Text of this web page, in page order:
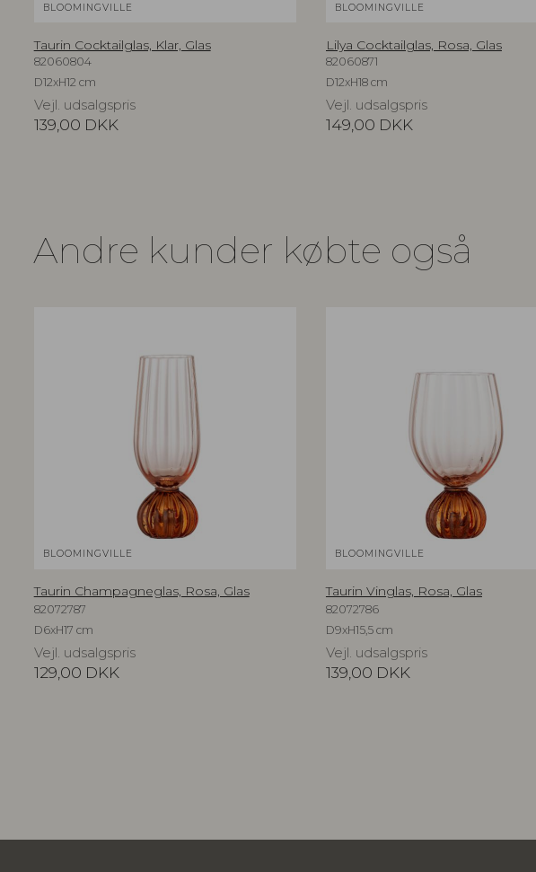
BLOOMINGVILLE
Taurin Cocktailglas, Klar, Glas
82060804
D12xH12 cm
Vejl. udsalgspris
139,00 DKK
BLOOMINGVILLE
Lilya Cocktailglas, Rosa, Glas
82060871
D12xH18 cm
Vejl. udsalgspris
149,00 DKK
Andre kunder købte også
BLOOMINGVILLE
Taurin Champagneglas, Rosa, Glas
82072787
D6xH17 cm
Vejl. udsalgspris
129,00 DKK
BLOOMINGVILLE
Taurin Vinglas, Rosa, Glas
82072786
D9xH15,5 cm
Vejl. udsalgspris
139,00 DKK